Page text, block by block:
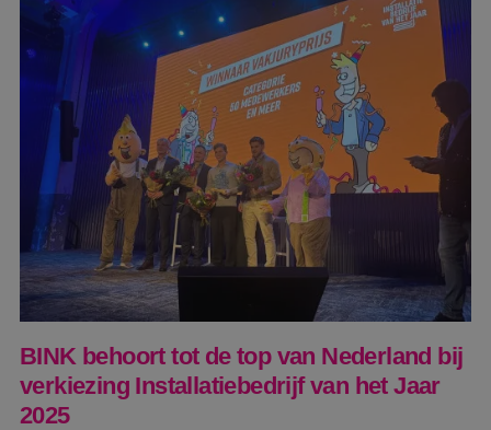
BINK behoort tot de top van Nederland bij
verkiezing Installatiebedrijf van het Jaar
2025